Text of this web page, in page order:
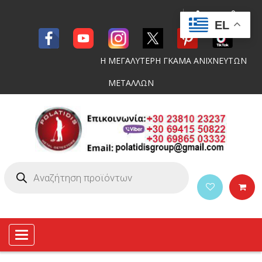
Η ΜΕΓΑΛΥΤΕΡΗ ΓΚΑΜΑ ΑΝΙΧΝΕΥΤΩΝ
ΜΕΤΑΛΛΩΝ
Toggle
navigation
EL